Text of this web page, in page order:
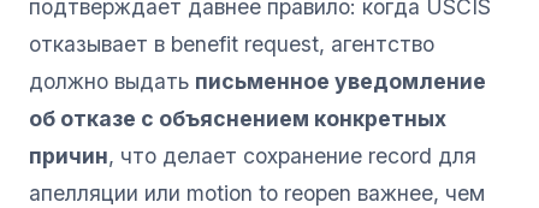
подтверждает давнее правило: когда USCIS
отказывает в benefit request, агентство
должно выдать письменное уведомление
об отказе с объяснением конкретных
причин, что делает сохранение record для
апелляции или motion to reopen важнее, чем